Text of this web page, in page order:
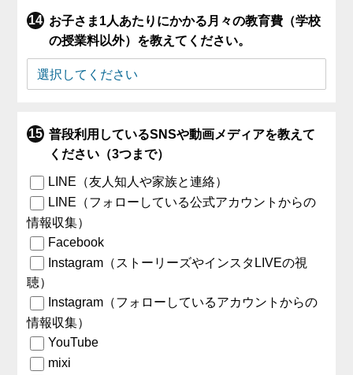
お子さま1人あたりにかかる月々の教育費（学校
の授業料以外）を教えてください。
普段利用しているSNSや動画メディアを教えて
ください（3つまで）
LINE（友人知人や家族と連絡）
LINE（フォローしている公式アカウントからの
情報収集）
Facebook
Instagram（ストーリーズやインスタLIVEの視
聴）
Instagram（フォローしているアカウントからの
情報収集）
YouTube
mixi